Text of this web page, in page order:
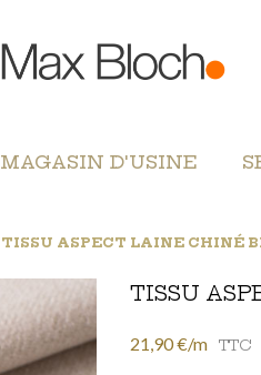
MAGASIN D'USINE
TISSU ASPECT LAINE CHINÉ
TISSU
21,90 €/m TTC